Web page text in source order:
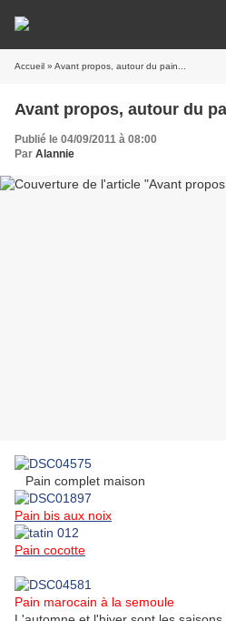
Accueil » Avant propos, autour du pain...
Avant propos, autour du
Publié le 04/09/2011 à 08:00
Par Alannie
Pain complet maison
Pain bis aux noix
Pain cocotte
Pain marocain à la semoule